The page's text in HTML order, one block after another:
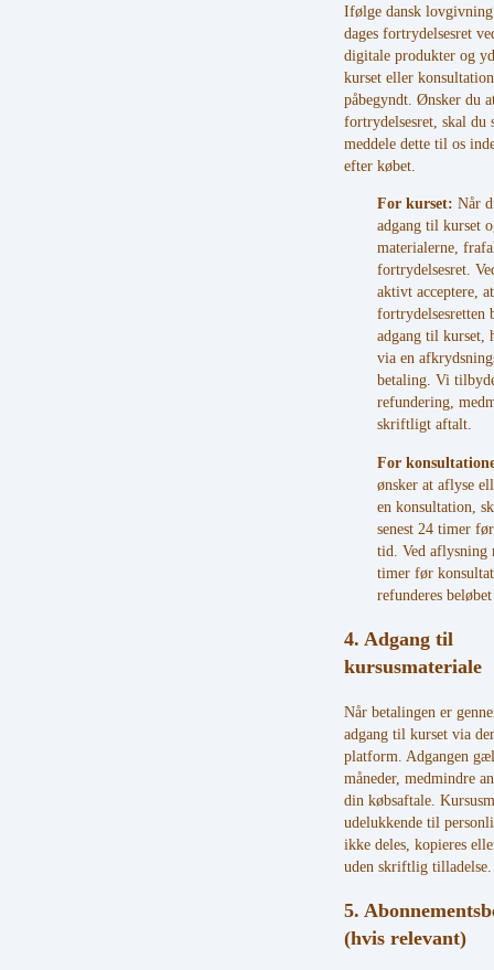
Ifølge dansk
dages fortrydelsesret
digitale produkter og
kurset eller
påbegyndt. Ønsker du
fortrydelsesret, skal
meddele dette til os
efter købet.
For kurset: Når
adgang til kurset
materialerne,
fortrydelsesret.
aktivt acceptere, at
fortrydelsesretten
adgang til kurset,
via en
betaling. Vi
refundering,
skriftligt aftalt.
For
ønsker at aflyse
en konsultation,
senest 24 timer
tid. Ved aflysning
timer før
refunderes
4. Adgang til
kursusmateriale
Når betalingen er
adgang til kurset via
platform. Adgangen
måneder, medmindre
din købsaftale.
udelukkende til
ikke deles, kopieres
uden skriftlig tilladelse.
5.
(hvis relevant)